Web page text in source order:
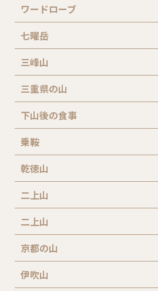
ワードローブ
七曜岳
三峰山
三重県の山
下山後の食事
乗鞍
乾徳山
二上山
二上山
京都の山
伊吹山